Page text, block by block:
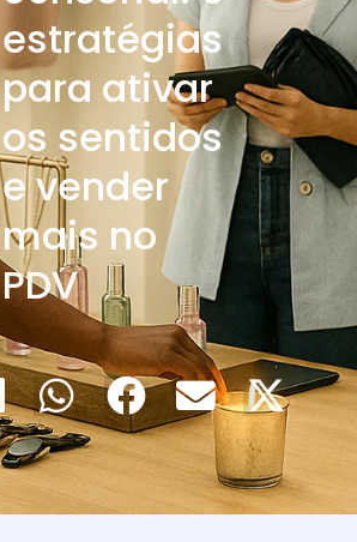
estratégias
para ativar
os sentidos
e vender
mais no
PDV